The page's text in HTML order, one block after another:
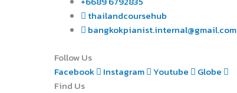
thailandcoursehub
bangkokpianist.internal@gmail.com
Follow Us
Facebook
Instagram Youtube
Globe
Find Us